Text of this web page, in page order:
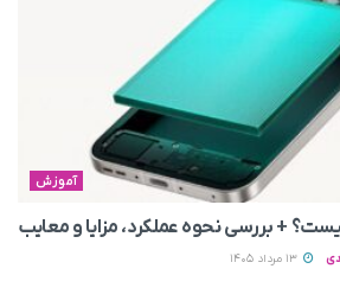
آموزش
+ بررسی نحوه عملکرد، مزایا و معایب